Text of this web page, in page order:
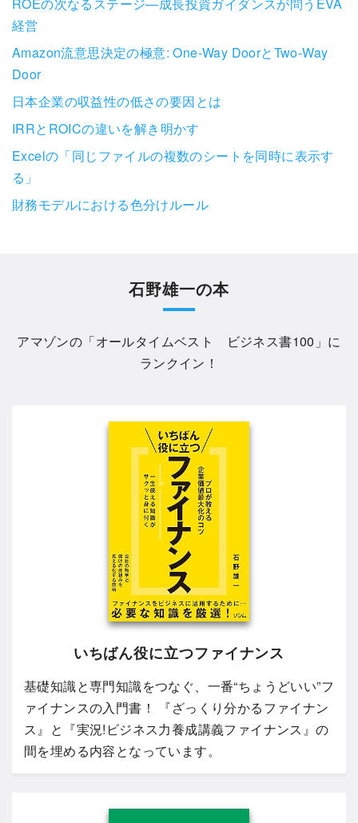
経営
Amazon流意思決定の極意: One-Way DoorとTwo-Way
Door
日本企業の収益性の低さの要因とは
IRRとROICの違いを解き明かす
Excelの「同じファイルの複数のシートを同時に表示す
る」
財務モデルにおける色分けルール
石野雄一の本
アマゾンの「オールタイムベスト ビジネス書100 」に
ランクイン！
いちばん役に立つファイナンス
基礎知識と専門知識をつなぐ、一番“ちょうどいい”フ
ァイナンスの入門書！ 『ざっくり分かるファイナン
ス』と『実況!ビジネス力養成講義ファイナンス』の
間を埋める内容となっています。